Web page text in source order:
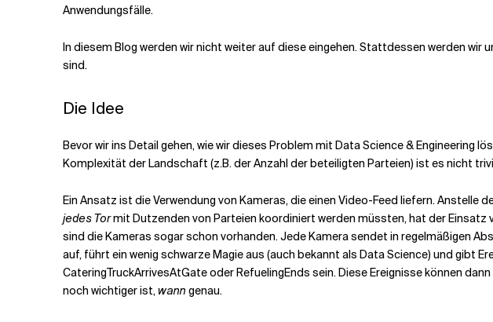
Anwendungsfälle.
In diesem Blog werden wir nicht weiter auf diese eingehen. Stattdessen werden
sind.
Die Idee
Bevor wir ins Detail gehen, wie wir dieses Problem mit Data Science & Engineering
Komplexität der Landschaft (z.B. der Anzahl der beteiligten Parteien) ist es nicht
Ein Ansatz ist die Verwendung von Kameras, die einen Video-Feed liefern.
jedes Tormit Dutzenden von Parteien koordiniert werden müssten, hat der Einsatz
sind die Kameras sogar schon vorhanden. Jede Kamera sendet in regelmäßigen
auf, führt ein wenig schwarze Magie aus (auch bekannt als Data Science) und gibt
CateringTruckArrivesAtGate oder RefuelingEnds sein. Diese Ereignisse können
noch wichtiger ist,wann genau.